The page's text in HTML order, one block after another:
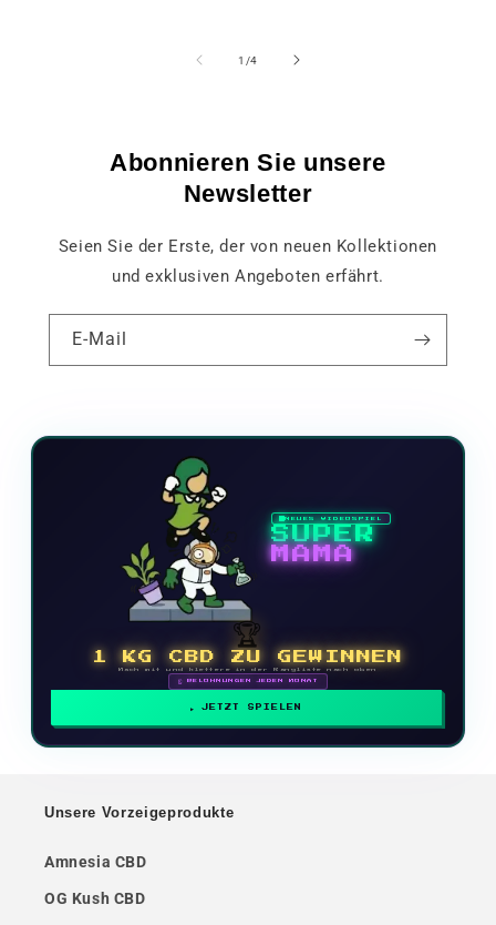
1 /von
4
Abonnieren Sie unsere
Newsletter
Seien Sie der Erste, der von neuen Kollektionen
und exklusiven Angeboten erfährt.
E-Mail
NEUES VIDEOSPIEL
SUPER
MAMA
🏆
1 KG CBD ZU GEWINNEN
Mach mit und klettere in der Rangliste nach oben
🗓 BELOHNUNGEN JEDEN MONAT
JETZT SPIELEN
Unsere Vorzeigeprodukte
Amnesia CBD
OG Kush CBD